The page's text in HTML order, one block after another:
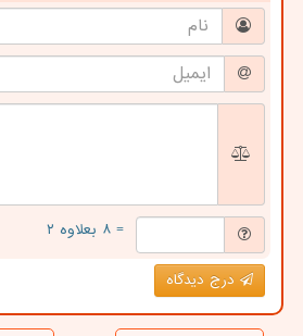
= ۸ بعلاوه ۲
درج دیدگاه